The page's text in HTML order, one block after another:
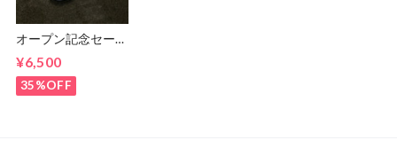
オープン記念セー
ラベンダー 勾玉
14g
¥6,500
35%OFF